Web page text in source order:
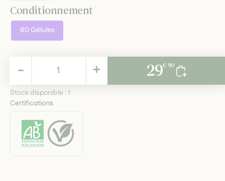
Conditionnement
60 Gélules
29,90 € TTC+
- 29€ 90
Stock disponible :1
Certifications